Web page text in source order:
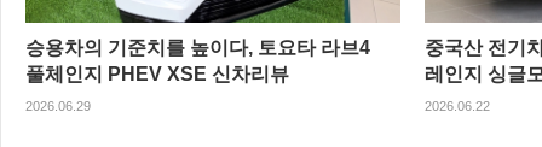
승용차의 기준치를 높이다, 토요타 라브4
풀체인지 PHEV XSE 신차리뷰
2026.06.29
중국산 전기
레인지 싱글
2026.06.22